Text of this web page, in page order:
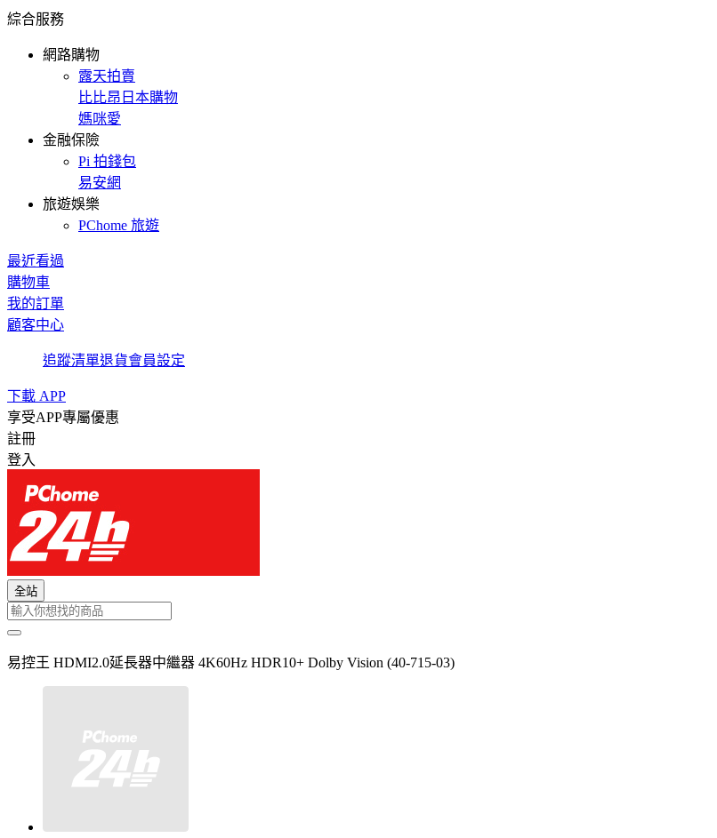
綜合服務
網路購物
露天拍賣
比比昂日本購物
媽咪愛
金融保險
Pi 拍錢包
易安網
旅遊娛樂
PChome 旅遊
最近看過
購物車
我的訂單
顧客中心
追蹤清單退貨會員設定
下載 APP
享受APP專屬優惠
註冊
登入
全站
易控王 HDMI2.0延長器中繼器 4K60Hz HDR10+ Dolby Vision (40-715-03)